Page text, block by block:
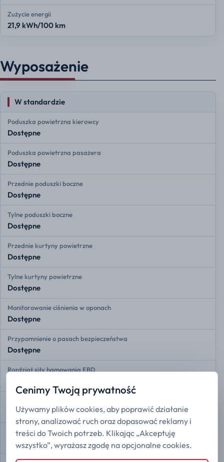
Zużycie energii
21,9 kWh/100 km
Wyposażenie
W standardzie
Poduszka powietrzna kierowcy
Dostępne
Poduszka powietrzna pasażera
Dostępne
Przednie poduszki boczne
Dostępne
Tylne poduszki boczne
Dostępne
Przednie kurtyny powietrzne
Dostępne
Tylne kurtyny powietrzne
Dostępne
Monitorowanie ciśnienia w oponach
Dostępne
Przypomnienie o pasach bezpieczeństwa
Dostępne
Rozdział siły hamowania EBD
Dostępne
Kontrola trakcji
Dostępne
Cenimy Twoją prywatność
Używamy plików cookies, aby poprawić działanie
strony, analizować ruch oraz dopasować reklamy i
treści do Twoich potrzeb. Klikając „Akceptuję
wszystko”, wyrażasz zgodę na opcjonalne cookies.